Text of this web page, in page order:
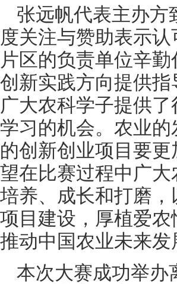
张远帆代表主办方
度关注与赞助表示
片区的负责单位辛
创新实践方向提供
广大农科学子提供
学习的机会。农业
的创新创业项目要
望在比赛过程中广
培养、成长和打磨
项目建设，厚植爱
推动中国农业未来
本次大赛成功举办